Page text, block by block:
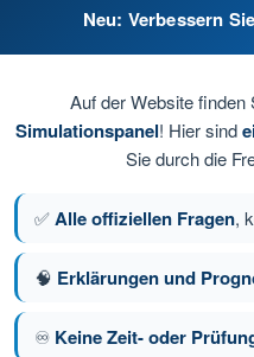
8 von 105
Neu: Verbessern
Auf der Website finden
Simulationspanel! Hier sind
Sie durch die
✅Alle offiziellen Fragen,
🧠 Erklärungen und
♾️ Keine Zeit- oder